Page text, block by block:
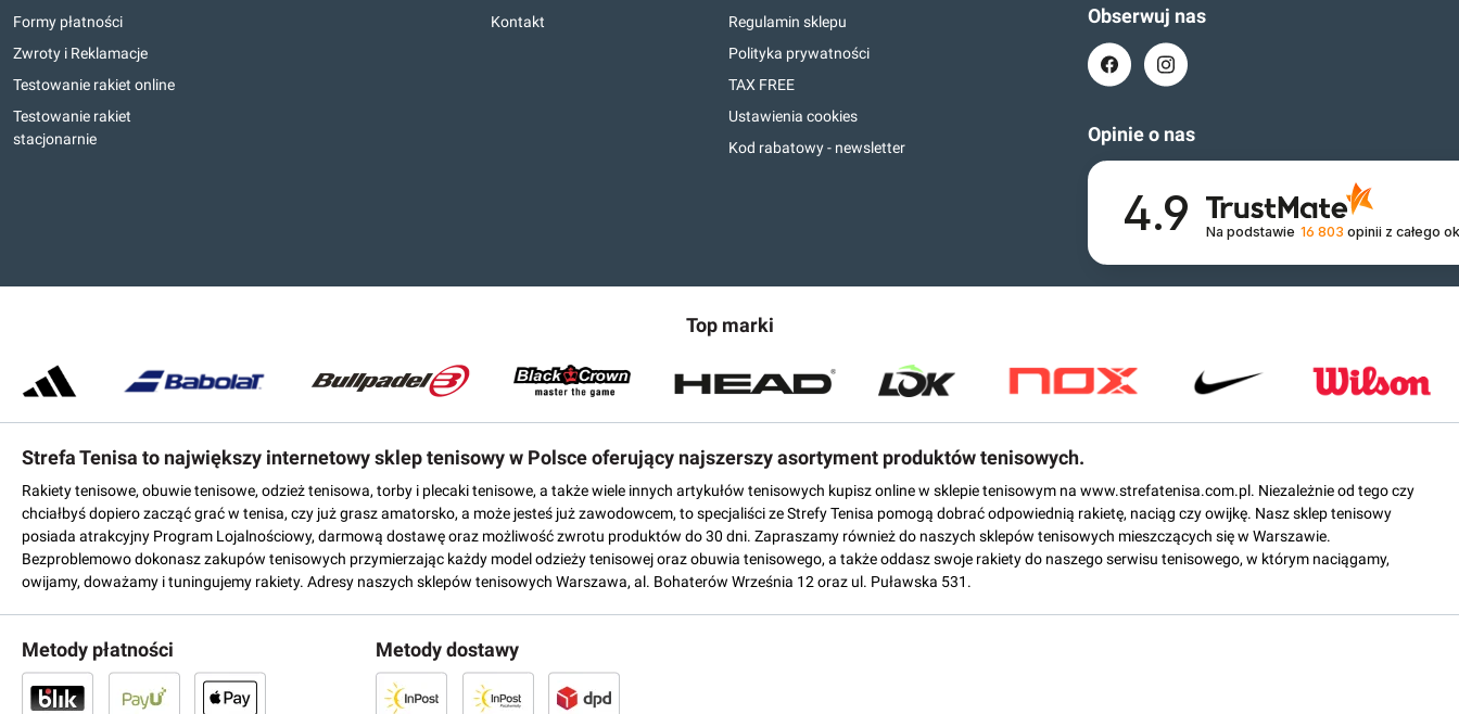
Formy płatności
Zwroty i Reklamacje
Testowanie rakiet online
Testowanie rakiet
stacjonarnie
Kontakt
Regulamin sklepu
Polityka prywatności
TAX FREE
Ustawienia cookies
Kod rabatowy - newsletter
Obserwuj nas
Opinie o nas
4.9 Na podstawie 16 803 opinii z całego
Top marki
Strefa Tenisa to największy internetowy sklep tenisowy w Polsce oferujący najszerszy asortyment produktów tenisowych.
Rakiety tenisowe, obuwie tenisowe, odzież tenisowa, torby i plecaki tenisowe, a także wiele innych artykułów tenisowych kupisz online w sklepie tenisowym na www.strefatenisa.com.pl. Niezależnie od tego czy
chciałbyś dopiero zacząć grać w tenisa, czy już grasz amatorsko, a może jesteś już zawodowcem, to specjaliści ze Strefy Tenisa pomogą dobrać odpowiednią rakietę, naciąg czy owijkę. Nasz sklep tenisowy
posiada atrakcyjny Program Lojalnościowy, darmową dostawę oraz możliwość zwrotu produktów do 30 dni. Zapraszamy również do naszych sklepów tenisowych mieszczących się w Warszawie.
Bezproblemowo dokonasz zakupów tenisowych przymierzając każdy model odzieży tenisowej oraz obuwia tenisowego, a także oddasz swoje rakiety do naszego serwisu tenisowego, w którym naciągamy,
owijamy, doważamy i tuningujemy rakiety. Adresy naszych sklepów tenisowych Warszawa, al. Bohaterów Września 12 oraz ul. Puławska 531.
Metody płatności Metody dostawy